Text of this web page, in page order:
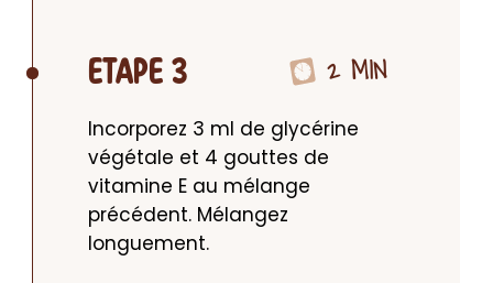
ETAPE 3 2 MIN
Incorporez 3 ml de glycérine
végétale et 4 gouttes de
vitamine E au mélange
précédent. Mélangez
longuement.